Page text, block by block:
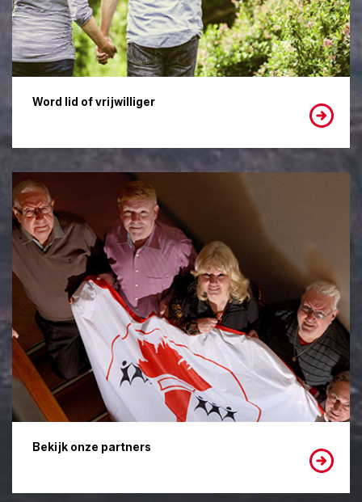
Word lid of vrijwilliger
Bekijk onze partners